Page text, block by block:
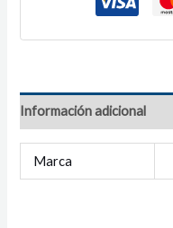
Información adicional
Marca